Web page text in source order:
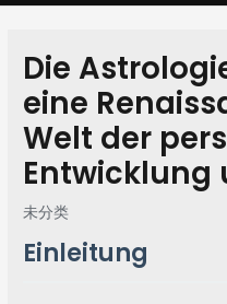
Die
eine
Welt der
Entwicklung
未分类
Einleitung